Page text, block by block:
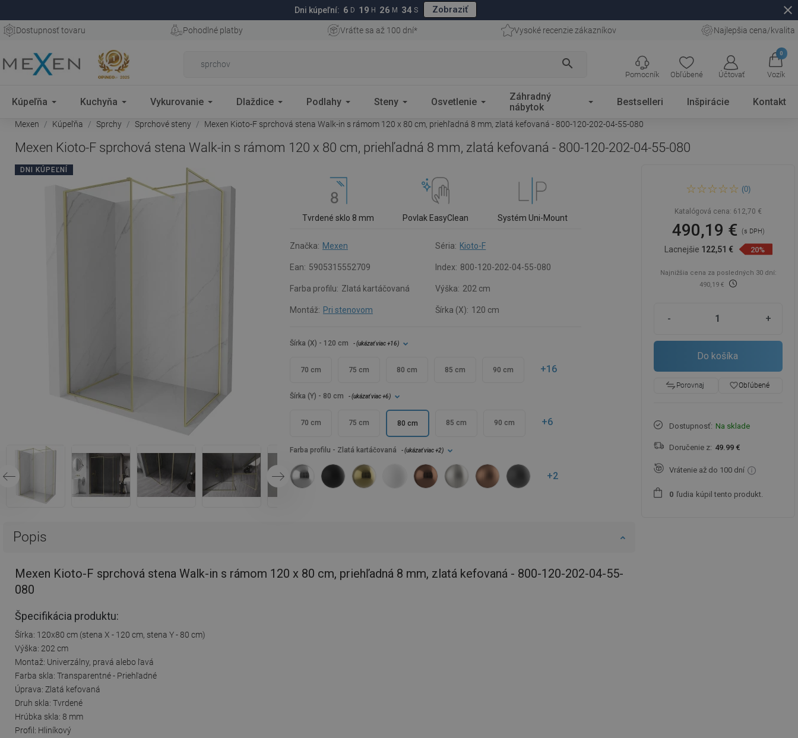
Dni kúpeľní: 6 D 19 H 26 M 33 S Zobraziť close
Dostupnosť tovaru Pohodlné platby Vráťte sa až 100 dní* Vysoké recenzie zákazníkov Najlepšia cena/kvalita
search
Obľúbené Účtovať
0
Vozík
Pomocník
Kúpeľňa Kuchyňa Vykurovanie Dlaždice Podlahy Steny Osvetlenie
Záhradný
nábytok
Bestselleri Inšpirácie Kontakt
Mexen Kúpeľňa Sprchy Sprchové steny Mexen Kioto-F sprchová stena Walk-in s rámom 120 x 80 cm, priehľadná 8 mm, zlatá kefovaná - 800-120-202-04-55-080
Mexen Kioto-F sprchová stena Walk-in s rámom 120 x 80 cm, priehľadná 8 mm, zlatá kefovaná - 800-120-202-04-55-080
DNI KÚPEĽNÍ
Tvrdené sklo 8 mm Povlak EasyClean Systém Uni-Mount
Značka: Mexen Séria: Kioto-F
Ean: 5905315552709 Index: 800-120-202-04-55-080
Farba profilu: Zlatá kartáčovaná Výška: 202 cm
Montáž: Pri stenovom Šírka (X): 120 cm
Farba profilu - Zlatá kartáčovaná - (ukázať viac+2)
+2
Šírka (X) - 120 cm - (ukázať viac+16)
70 cm 75 cm 80 cm 85 cm 90 cm +16
Šírka (Y) - 80 cm - (ukázať viac+6)
70 cm 75 cm 80 cm 85 cm 90 cm +6
Popis
Mexen Kioto-F sprchová stena Walk-in s rámom 120 x 80 cm, priehľadná 8 mm, zlatá kefovaná - 800-120-202-04-55-
080
Špecifikácia produktu:
Šírka: 120x80 cm (stena X - 120 cm, stena Y - 80 cm)
Výška: 202 cm
Montaž: Univerzálny, pravá alebo ľavá
Farba skla: Transparentné - Priehľadné
Úprava: Zlatá kefovaná
Druh skla: Tvrdené
Hrúbka skla: 8 mm
Profil: Hliníkový
stena Walk-in s rámom 120 x
zlatá kefovaná - 800-120-202-
04-55-080
(0)
Katalógová cena: 612,70 €
490,19 € (s DPH)
Lacnejšie 122,51 € 20%
Najnižšia cena za posledných 30 dní:
490,19 €
- +
Do košíka
Porovnaj favorite_borderObľúbené
Dostupnosť: Na sklade
Doručenie z: 49.99 €
Vrátenie až do 100 dní
0 ľudia kúpil tento produkt.